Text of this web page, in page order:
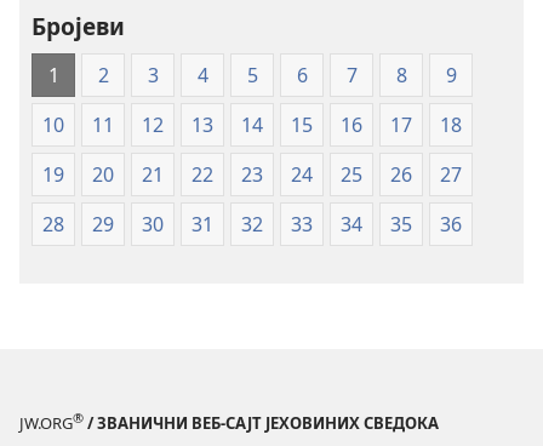
Нови
свет
(меки
повез)
Бројеви
1 2 3 4 5 6 7 8
9
10
11 12 13 14 15 16 17
18
19
20 21 22 23 24 25 26
27
28
29 30 31 32 33 34 35 36
JW.ORG® / ЗВАНИЧНИ ВЕБ-САЈТ ЈЕХОВИНИХ СВЕДОКА